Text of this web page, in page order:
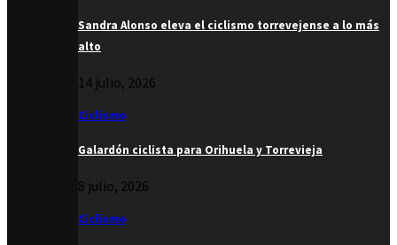
Sandra Alonso eleva el ciclismo torrevejense a lo más
alto
14 julio, 2026
Ciclismo
Galardón ciclista para Orihuela y Torrevieja
8 julio, 2026
Ciclismo